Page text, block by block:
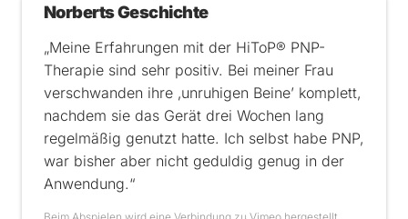
Norberts Geschichte
„Meine Erfahrungen mit der HiToP® PNP-
Therapie sind sehr positiv. Bei meiner Frau
verschwanden ihre ‚unruhigen Beine’ komplett,
nachdem sie das Gerät drei Wochen lang
regelmäßig genutzt hatte. Ich selbst habe PNP,
war bisher aber nicht geduldig genug in der
Anwendung.“